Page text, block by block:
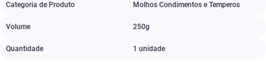
Categoria de Produto Molhos Condimentos e Temperos
Volume 250g
Quantidade 1 unidade